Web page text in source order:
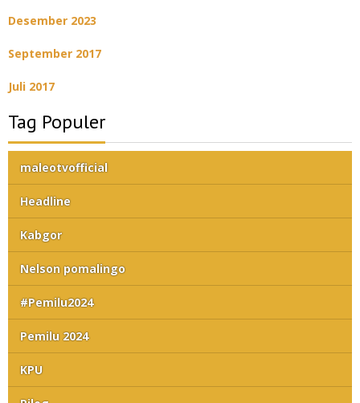
Desember 2023
September 2017
Juli 2017
Tag Populer
maleotvofficial
Headline
Kabgor
Nelson pomalingo
#Pemilu2024
Pemilu 2024
KPU